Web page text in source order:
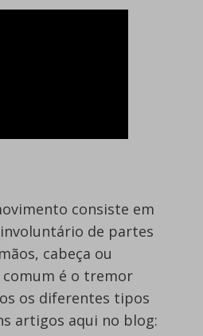
consiste em
de partes
cabeça ou
é o tremor
os diferentes tipos
artigos aqui no blog: